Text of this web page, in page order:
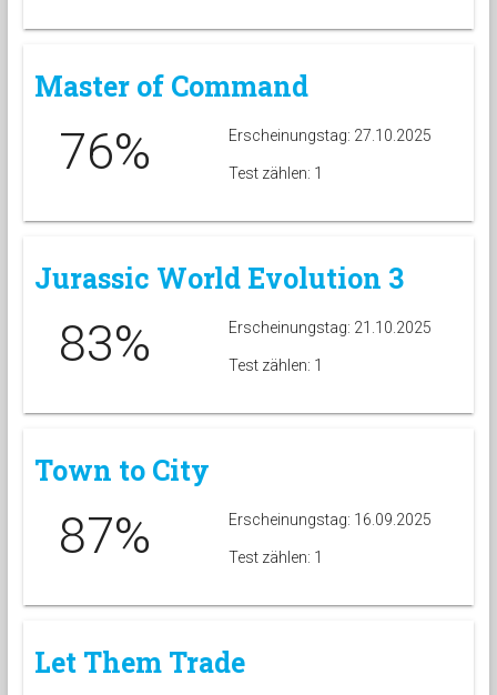
Master of Command
76% Erscheinungstag: 27.10.2025
Test zählen: 1
Jurassic World Evolution 3
83% Erscheinungstag: 21.10.2025
Test zählen: 1
Town to City
87% Erscheinungstag: 16.09.2025
Test zählen: 1
Let Them Trade